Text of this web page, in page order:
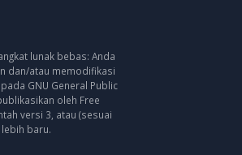
lunak bebas: Anda
dan/atau memodifikasi
GNU General Public
oleh Free
versi 3, atau (sesuai
baru.